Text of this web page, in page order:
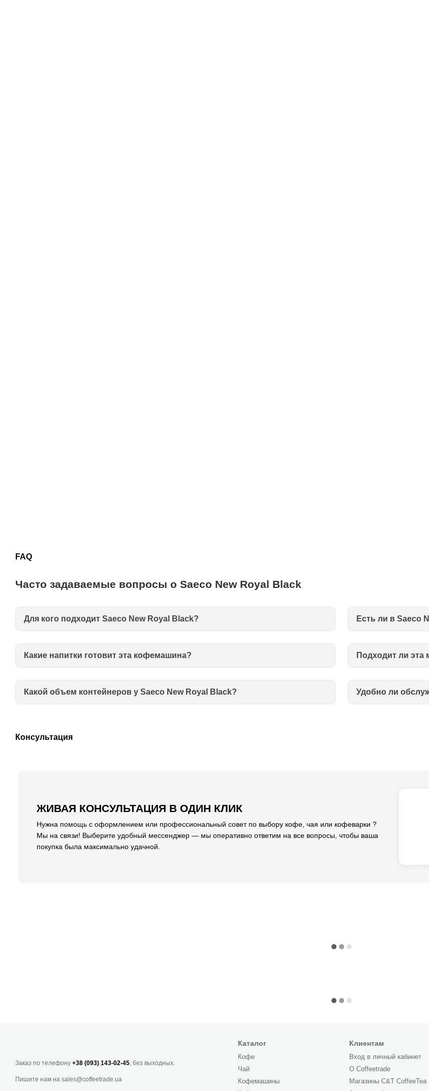
FAQ
Часто задаваемые вопросы о Saeco New Royal Black
Для кого подходит Saeco New Royal Black? Есть ли в Saeco
Какие напитки готовит эта кофемашина? Подходит ли эта
Какой объем контейнеров у Saeco New Royal Black? Удобно ли
Консультация
ЖИВАЯ КОНСУЛЬТАЦИЯ В ОДИН КЛИК
Нужна помощь с оформлением или профессиональный совет по выбору кофе, чая или кофеварки ?
Мы на связи! Выберите удобный мессенджер — мы оперативно ответим на все вопросы, чтобы ваша
покупка была максимально удачной.
Заказ по телефону +38 (093) 143-02-45, без выходных.
Пишите нам на sales@coffeetrade.ua
Каталог
Кофе
Чай
Кофемашины
Клиентам
Вход в личный кабинет
О Сoffeetrade
Магазины C&T CoffeeTea